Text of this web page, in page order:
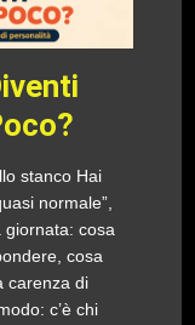
stanco Hai
normale”,
giornata: cosa
cosa
carenza di
c’è chi